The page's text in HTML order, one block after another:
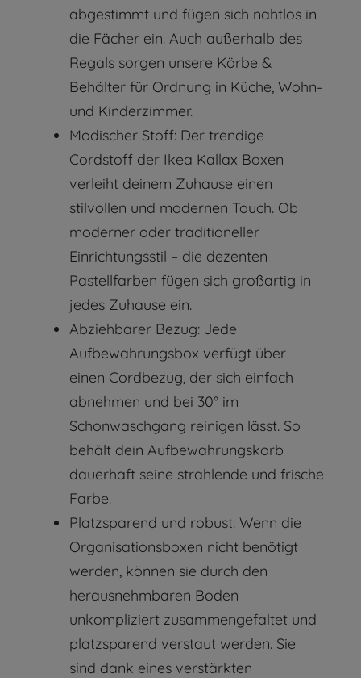
abgestimmt und fügen sich nahtlos in
die Fächer ein. Auch außerhalb des
Regals sorgen unsere Körbe &
Behälter für Ordnung in Küche, Wohn-
und Kinderzimmer.
Modischer Stoff: Der trendige
Cordstoff der Ikea Kallax Boxen
verleiht deinem Zuhause einen
stilvollen und modernen Touch. Ob
moderner oder traditioneller
Einrichtungsstil – die dezenten
Pastellfarben fügen sich großartig in
jedes Zuhause ein.
Abziehbarer Bezug: Jede
Aufbewahrungsbox verfügt über
einen Cordbezug, der sich einfach
abnehmen und bei 30° im
Schonwaschgang reinigen lässt. So
behält dein Aufbewahrungskorb
dauerhaft seine strahlende und frische
Farbe.
Platzsparend und robust: Wenn die
Organisationsboxen nicht benötigt
werden, können sie durch den
herausnehmbaren Boden
unkompliziert zusammengefaltet und
platzsparend verstaut werden. Sie
sind dank eines verstärkten